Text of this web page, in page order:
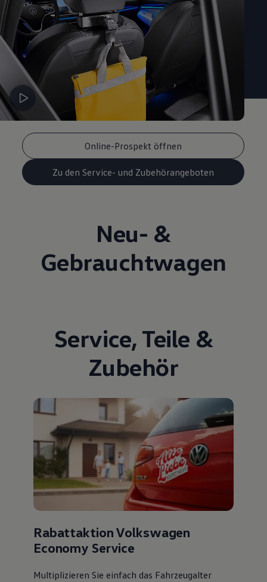
Online-Prospekt öffnen
Zu den Service- und Zubehörangeboten
Neu- &
Gebrauchtwagen
Service, Teile &
Zubehör
Rabattaktion Volkswagen
Economy Service
Multiplizieren Sie einfach das Fahrzeugalter